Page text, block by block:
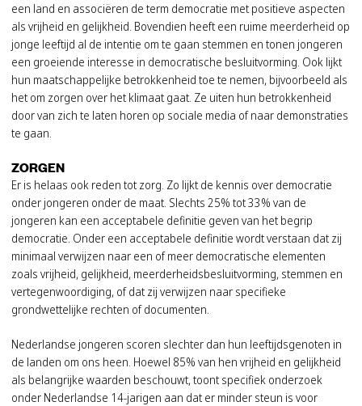
een land en associëren de term democratie met positieve aspecten
als vrijheid en gelijkheid. Bovendien heeft een ruime meerderheid op
jonge leeftijd al de intentie om te gaan stemmen en tonen jongeren
een groeiende interesse in democratische besluitvorming. Ook lijkt
hun maatschappelijke betrokkenheid toe te nemen, bijvoorbeeld als
het om zorgen over het klimaat gaat. Ze uiten hun betrokkenheid
door van zich te laten horen op sociale media of naar demonstraties
te gaan.
ZORGEN
Er is helaas ook reden tot zorg. Zo lijkt de kennis over democratie
onder jongeren onder de maat. Slechts 25% tot 33% van de
jongeren kan een acceptabele definitie geven van het begrip
democratie. Onder een acceptabele definitie wordt verstaan dat zij
minimaal verwijzen naar een of meer democratische elementen
zoals vrijheid, gelijkheid, meerderheidsbesluitvorming, stemmen en
vertegenwoordiging, of dat zij verwijzen naar specifieke
grondwettelijke rechten of documenten.
Nederlandse jongeren scoren slechter dan hun leeftijdsgenoten in
de landen om ons heen. Hoewel 85% van hen vrijheid en gelijkheid
als belangrijke waarden beschouwt, toont specifiek onderzoek
onder Nederlandse 14-jarigen aan dat er minder steun is voor